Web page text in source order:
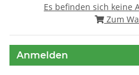
Es befinden sich keine
Zum
Anmelden